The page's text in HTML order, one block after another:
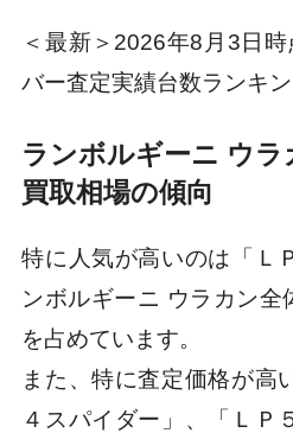
＜最新＞2026年8月3日
バー査定実績台数ランキ
ランボルギーニ ウラ
買取相場の傾向
特に人気が高いのは「Ｌ
ンボルギーニ ウラカン全
を占めています。
また、特に査定価格が高
４スパイダー」、「ＬＰ